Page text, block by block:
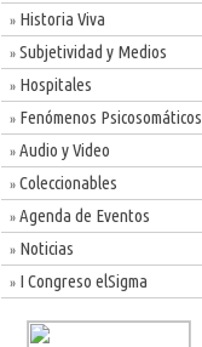
» Historia Viva
» Subjetividad y Medios
» Hospitales
» Fenómenos Psicosomáticos
» Audio y Video
» Coleccionables
» Agenda de Eventos
» Noticias
» I Congreso elSigma